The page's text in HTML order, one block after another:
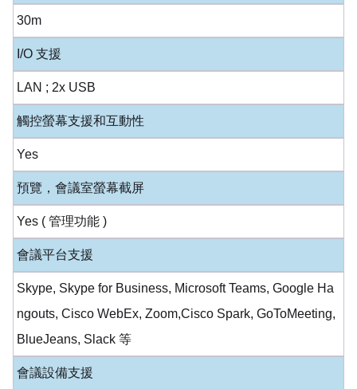
30m
I/O 支援
LAN ; 2x USB
觸控螢幕支援和互動性
Yes
預覽，會議室螢幕截屏
Yes ( 管理功能 )
會議平台支援
Skype, Skype for Business, Microsoft Teams, Google Ha
ngouts, Cisco WebEx, Zoom,Cisco Spark, GoToMeeting,
BlueJeans, Slack 等
會議設備支援